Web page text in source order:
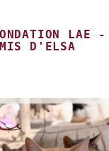
LAE -
D'ELSA